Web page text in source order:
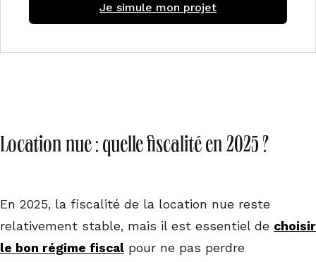
Je simule mon projet
Location nue : quelle fiscalité en 2025 ?
En 2025, la fiscalité de la location nue reste
relativement stable, mais il est essentiel de choisir
le bon régime fiscal pour ne pas perdre